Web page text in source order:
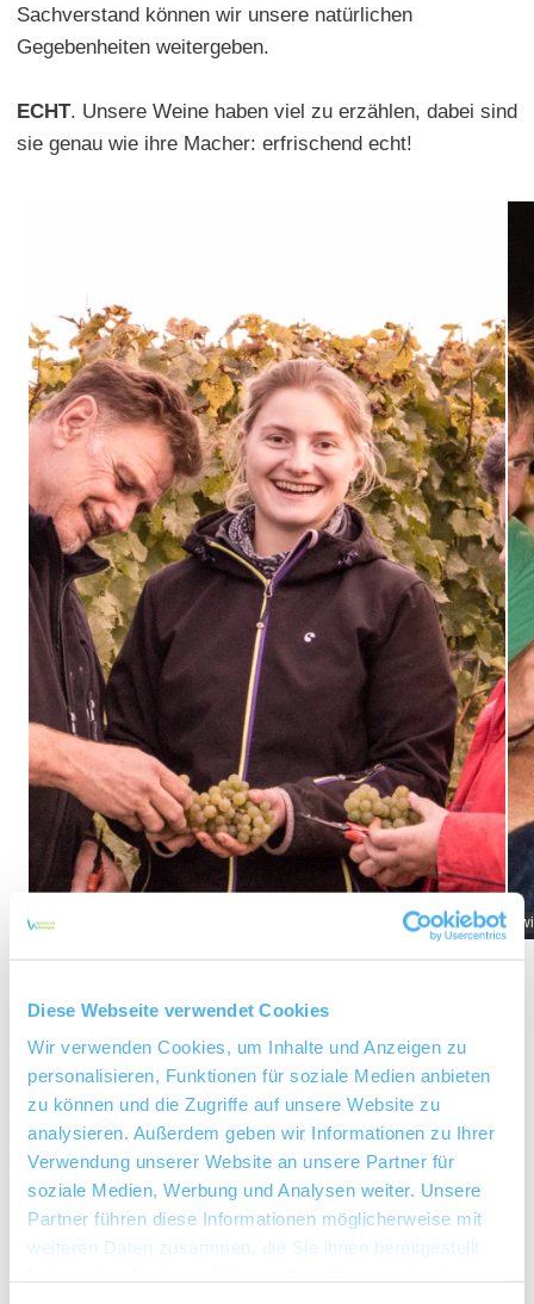
Diese Webseite verwendet Cookies
Wir verwenden Cookies, um Inhalte und Anzeigen zu
personalisieren, Funktionen für soziale Medien anbieten
zu können und die Zugriffe auf unsere Website zu
analysieren. Außerdem geben wir Informationen zu Ihrer
Verwendung unserer Website an unsere Partner für
soziale Medien, Werbung und Analysen weiter. Unsere
Partner führen diese Informationen möglicherweise mit
weiteren Daten zusammen, die Sie ihnen bereitgestellt
Sachverstand können wir unsere natürlichen
Gegebenheiten weitergeben.
ECHT. Unsere Weine haben viel zu erzählen, dabei sind
sie genau wie ihre Macher: erfrischend echt!
20211009_Selektion_web-6818
Über uns
Kellermeister Maike Delp
Rebfläche 20 Hektar
Ab-Hof/Vinothek